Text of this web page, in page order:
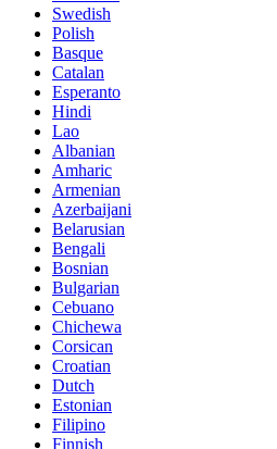
Swedish
Polish
Basque
Catalan
Esperanto
Hindi
Lao
Albanian
Amharic
Armenian
Azerbaijani
Belarusian
Bengali
Bosnian
Bulgarian
Cebuano
Chichewa
Corsican
Croatian
Dutch
Estonian
Filipino
Finnish